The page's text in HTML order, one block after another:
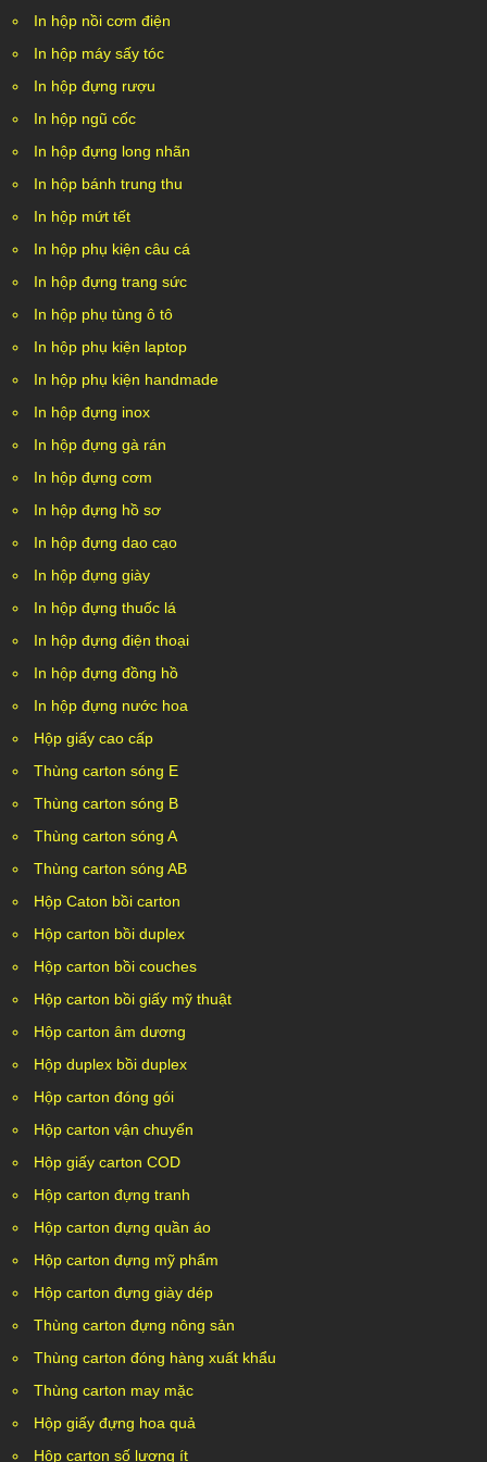
In hộp nồi cơm điện
In hộp máy sấy tóc
In hộp đựng rượu
In hộp ngũ cốc
In hộp đựng long nhãn
In hộp bánh trung thu
In hộp mứt tết
In hộp phụ kiện câu cá
In hộp đựng trang sức
In hộp phụ tùng ô tô
In hộp phụ kiện laptop
In hộp phụ kiện handmade
In hộp đựng inox
In hộp đựng gà rán
In hộp đựng cơm
In hộp đựng hồ sơ
In hộp đựng dao cạo
In hộp đựng giày
In hộp đựng thuốc lá
In hộp đựng điện thoại
In hộp đựng đồng hồ
In hộp đựng nước hoa
Hộp giấy cao cấp
Thùng carton sóng E
Thùng carton sóng B
Thùng carton sóng A
Thùng carton sóng AB
Hộp Caton bồi carton
Hộp carton bồi duplex
Hộp carton bồi couches
Hộp carton bồi giấy mỹ thuật
Hộp carton âm dương
Hộp duplex bồi duplex
Hộp carton đóng gói
Hộp carton vận chuyển
Hộp giấy carton COD
Hộp carton đựng tranh
Hộp carton đựng quần áo
Hộp carton đựng mỹ phẩm
Hộp carton đựng giày dép
Thùng carton đựng nông sản
Thùng carton đóng hàng xuất khẩu
Thùng carton may mặc
Hộp giấy đựng hoa quả
Hộp carton số lượng ít